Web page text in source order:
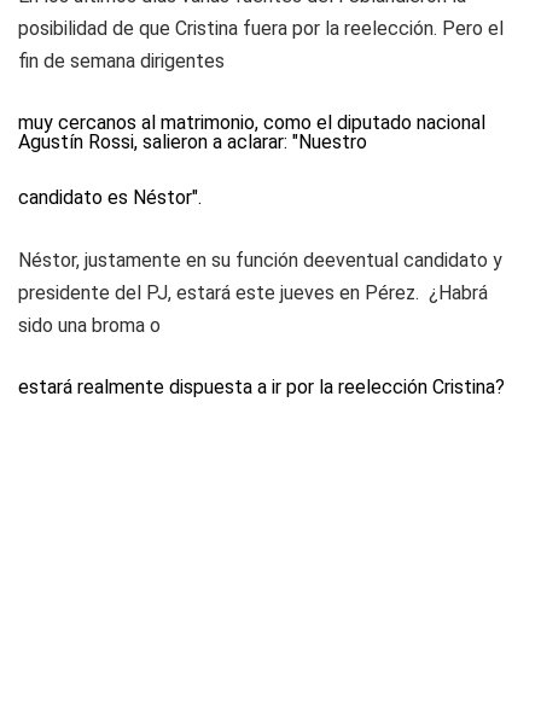
posibilidad de que Cristina fuera por la reelección. Pero el
fin de semana dirigentes
muy cercanos al matrimonio, como el diputado nacional
Agustín Rossi, salieron a aclarar: "Nuestro
candidato es Néstor".
Néstor, justamente en su función deeventual candidato y
presidente del PJ, estará este jueves en Pérez. ¿Habrá
sido una broma o
estará realmente dispuesta a ir por la reelección Cristina?